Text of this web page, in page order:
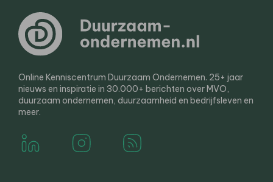
Online Kenniscentrum Duurzaam Ondernemen. 25+ jaar
nieuws en inspiratie in 30.000+ berichten over MVO,
duurzaam ondernemen, duurzaamheid en bedrijfsleven en
meer.